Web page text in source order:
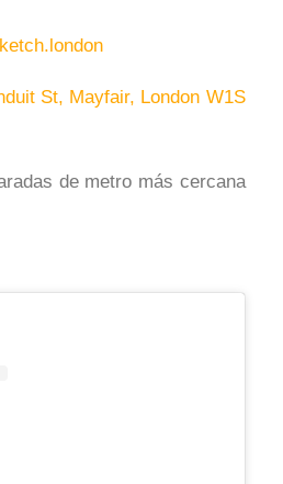
St, Mayfair, London W1S
de metro más cercana